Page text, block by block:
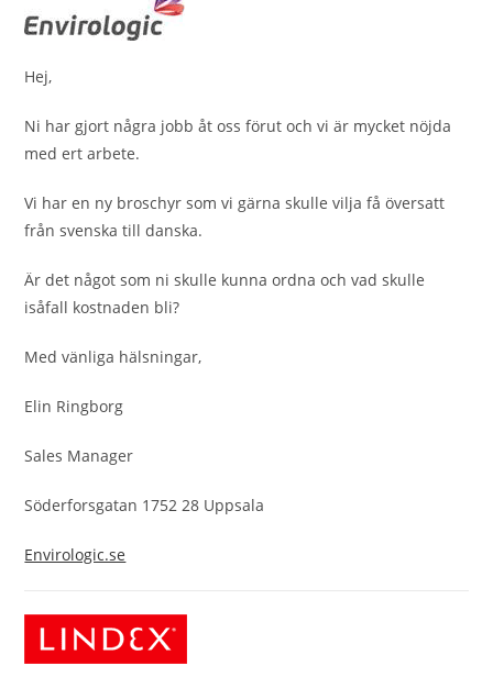
Hej,
Ni har gjort några jobb åt oss förut och vi är mycket nöjda
med ert arbete.
Vi har en ny broschyr som vi gärna skulle vilja få översatt
från svenska till danska.
Är det något som ni skulle kunna ordna och vad skulle
isåfall kostnaden bli?
Med vänliga hälsningar,
Elin Ringborg
Sales Manager
Söderforsgatan 1752 28 Uppsala
Envirologic.se